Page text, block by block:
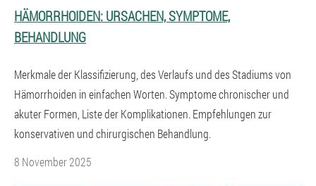
HÄMORRHOIDEN: URSACHEN, SYMPTOME,
BEHANDLUNG
Merkmale der Klassifizierung, des Verlaufs und des Stadiums von
Hämorrhoiden in einfachen Worten. Symptome chronischer und
akuter Formen, Liste der Komplikationen. Empfehlungen zur
konservativen und chirurgischen Behandlung.
8 November 2025